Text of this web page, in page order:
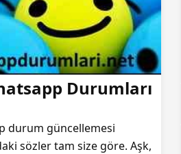
Durumları
durum güncellemesi
sözler tam size göre. Aşk,